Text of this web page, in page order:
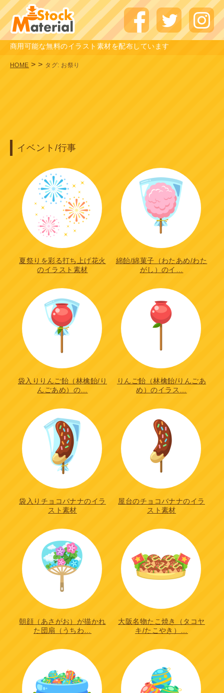
商用可能な無料のイラスト素材を配布しています
HOME >> タグ: お祭り
イベント/行事
夏祭りを彩る打ち上げ花火
のイラスト素材
綿飴/綿菓子（わたあめ/わた
がし）のイ…
袋入りりんご飴（林檎飴/り
んごあめ）の…
りんご飴（林檎飴/りんごあ
め）のイラス…
袋入りチョコバナナのイラ
スト素材
屋台のチョコバナナのイラ
スト素材
朝顔（あさがお）が描かれ
た団扇（うちわ…
大阪名物たこ焼き（タコヤ
キ/たこやき）…